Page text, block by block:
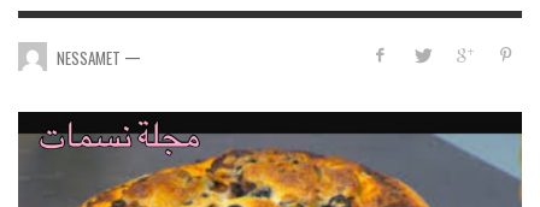
NESSAMET —